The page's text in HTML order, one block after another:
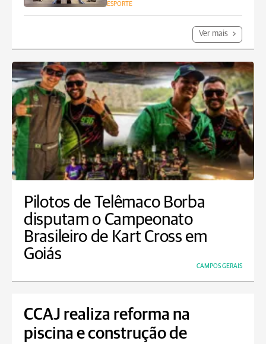
ESPORTE
Ver mais
Pilotos de Telêmaco Borba
disputam o Campeonato
Brasileiro de Kart Cross em
Goiás
CAMPOS GERAIS
CCAJ realiza reforma na
piscina e construção de